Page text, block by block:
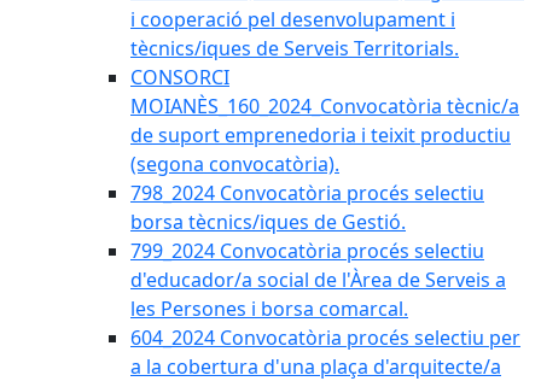
i cooperació pel desenvolupament i
tècnics/iques de Serveis Territorials.
CONSORCI
MOIANÈS_160_2024_Convocatòria tècnic/a
de suport emprenedoria i teixit productiu
(segona convocatòria).
798_2024 Convocatòria procés selectiu
borsa tècnics/iques de Gestió.
799_2024 Convocatòria procés selectiu
d'educador/a social de l'Àrea de Serveis a
les Persones i borsa comarcal.
604_2024 Convocatòria procés selectiu per
a la cobertura d'una plaça d'arquitecte/a